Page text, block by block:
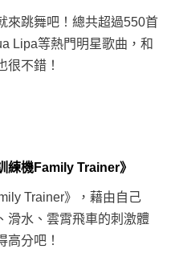
來跳舞吧！總共超過550首
Lipa等熱門明星歌曲，和
很不錯！
練機Family Trainer》
Trainer》，藉由自己
滑水、雲霄飛車的刺激體
高分吧！